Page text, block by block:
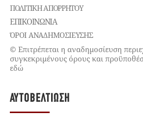
ΠΟΛΙΤΙΚΉ ΑΠΟΡΡΉΤΟΥ
ΕΠΙΚΟΙΝΩΝΊΑ
ΌΡΟΙ ΑΝΑΔΗΜΟΣΙΕΥΣΗΣ
© Επιτρέπεται η αναδημοσίευση
συγκεκριμένους όρους και
εδώ
ΑΥΤΟΒΕΛΤΊΩΣΗ